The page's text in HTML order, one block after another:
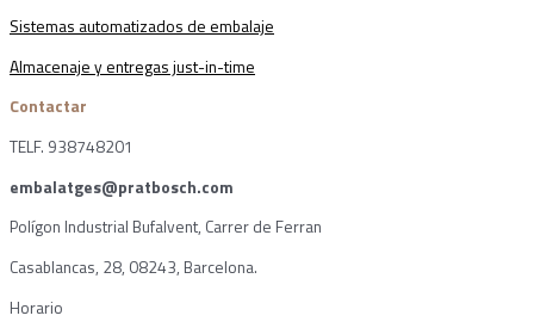
Sistemas automatizados de embalaje
Almacenaje y entregas just-in-time
Contactar
TELF. 938748201
embalatges@pratbosch.com
Polígon Industrial Bufalvent, Carrer de Ferran
Casablancas, 28, 08243, Barcelona.
Horario